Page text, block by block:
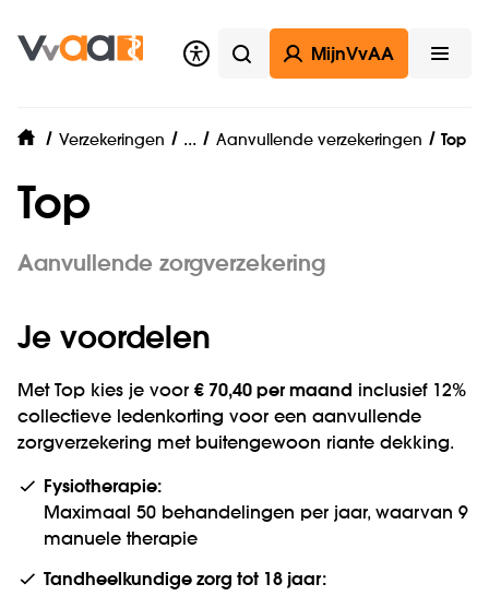
Zoeken
MijnVvAA
home
Verzekeringen ... Zorgverzekering
Aanvullende verzekeringen Top
Top
Aanvullende zorgverzekering
Je voordelen
Met Top kies je voor € 70,40 per maand inclusief 12%
collectieve ledenkorting voor een aanvullende
zorgverzekering met buitengewoon riante dekking.
Fysiotherapie:
Maximaal 50 behandelingen per jaar, waarvan 9
manuele therapie
Tandheelkundige zorg tot 18 jaar: